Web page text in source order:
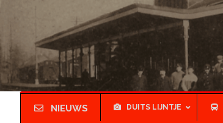
NIEUWS DUITS LIJNTJE